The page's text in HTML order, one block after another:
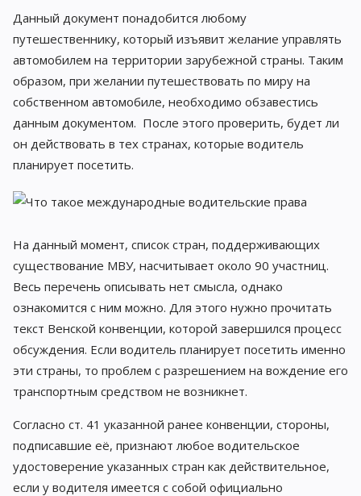
Данный документ понадобится любому
путешественнику, который изъявит желание управлять
автомобилем на территории зарубежной страны. Таким
образом, при желании путешествовать по миру на
собственном автомобиле, необходимо обзавестись
данным документом. После этого проверить, будет ли
он действовать в тех странах, которые водитель
планирует посетить.
На данный момент, список стран, поддерживающих
существование МВУ, насчитывает около 90 участниц.
Весь перечень описывать нет смысла, однако
ознакомится с ним можно. Для этого нужно прочитать
текст Венской конвенции, которой завершился процесс
обсуждения. Если водитель планирует посетить именно
эти страны, то проблем с разрешением на вождение его
транспортным средством не возникнет.
Согласно ст. 41 указанной ранее конвенции, стороны,
подписавшие её, признают любое водительское
удостоверение указанных стран как действительное,
если у водителя имеется с собой официально